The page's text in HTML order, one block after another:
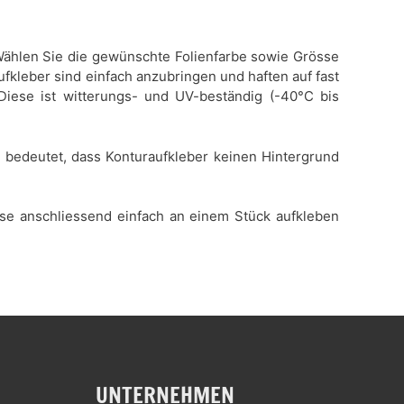
Sie die gewünschte Folienfarbe sowie Grösse
sind einfach anzubringen und haften auf fast
ist witterungs- und UV-beständig (-40°C bis
dass Konturaufkleber keinen Hintergrund
anschliessend einfach an einem Stück aufkleben
UNTERNEHMEN